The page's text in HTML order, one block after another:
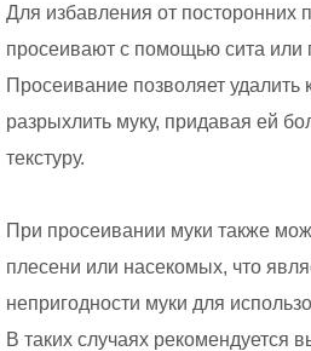
Для избавления от посторонних
просеивают с помощью сита или
Просеивание позволяет
разрыхлить муку, придавая ей
текстуру.
При просеивании муки также
плесени или насекомых, что
непригодности муки для
В таких случаях рекомендуется